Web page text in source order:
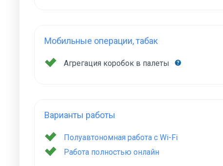
Мобильные операции, табак
Агрегация коробок в палеты
Варианты работы
Полуавтономная работа с Wi-Fi
Работа полностью онлайн